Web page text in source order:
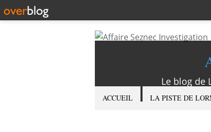
Le blog de
ACCUEIL LA PISTE DE